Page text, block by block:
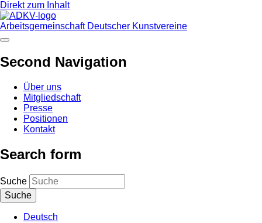
Direkt zum Inhalt
Arbeitsgemeinschaft Deutscher Kunstvereine
Second Navigation
Über uns
Mitgliedschaft
Presse
Positionen
Kontakt
Search form
Suche
Deutsch